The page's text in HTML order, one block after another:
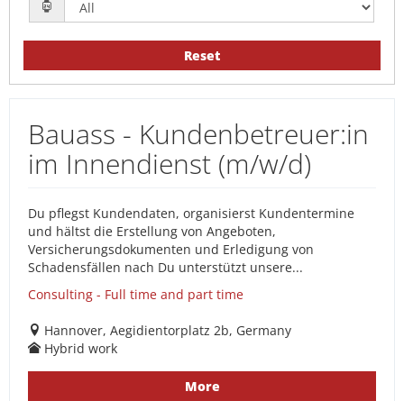
Reset
Bauass - Kundenbetreuer:in
im Innendienst (m/w/d)
Du pflegst Kundendaten, organisierst Kundentermine
und hältst die Erstellung von Angeboten,
Versicherungsdokumenten und Erledigung von
Schadensfällen nach Du unterstützt unsere...
Consulting - Full time and part time
Hannover, Aegidientorplatz 2b, Germany
Hybrid work
More